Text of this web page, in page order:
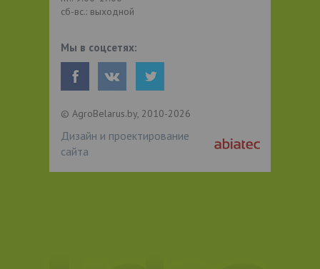
сб-вс.: выходной
Мы в соцсетях:
© AgroBelarus.by, 2010-2026
Дизайн и проектирование
сайта